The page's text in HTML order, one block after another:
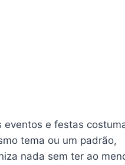
eventos e festas
tema ou um padrão,
nada sem ter ao